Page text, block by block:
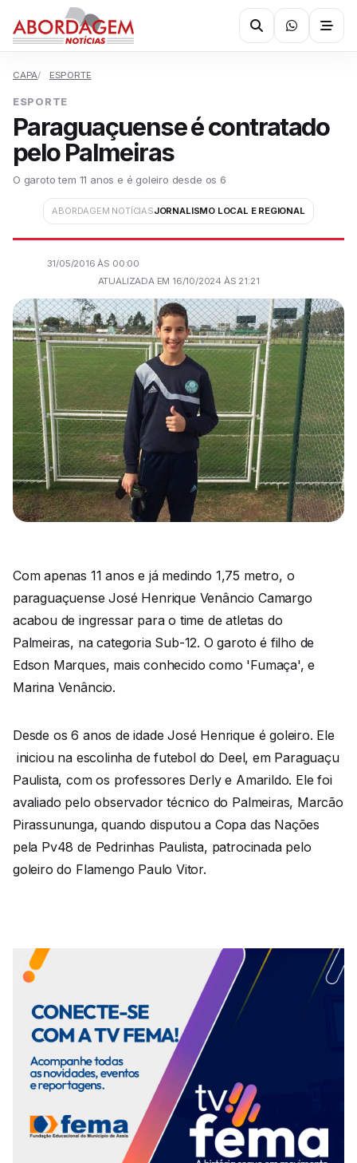
CAPA ESPORTE
ESPORTE
Paraguaçuense é contratado
pelo Palmeiras
O garoto tem 11 anos e é goleiro desde os 6
ABORDAGEM NOTÍCIASJORNALISMO LOCAL E REGIONAL
31/05/2016 ÀS 00:00
ATUALIZADA EM 16/10/2024 ÀS 21:21
Com apenas 11 anos e já medindo 1,75 metro, o
paraguaçuense José Henrique Venâncio Camargo
acabou de ingressar para o time de atletas do
Palmeiras, na categoria Sub-12. O garoto é filho de
Edson Marques, mais conhecido como 'Fumaça', e
Marina Venâncio.
Desde os 6 anos de idade José Henrique é goleiro. Ele
iniciou na escolinha de futebol do Deel, em Paraguaçu
Paulista, com os professores Derly e Amarildo. Ele foi
avaliado pelo observador técnico do Palmeiras, Marcão
Pirassununga, quando disputou a Copa das Nações
pela Pv48 de Pedrinhas Paulista, patrocinada pelo
goleiro do Flamengo Paulo Vitor.